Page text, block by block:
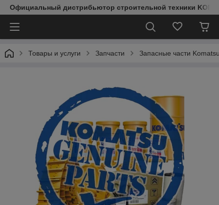
Официальный дистрибьютор строительной техники
Товары и услуги Запчасти Запасные части